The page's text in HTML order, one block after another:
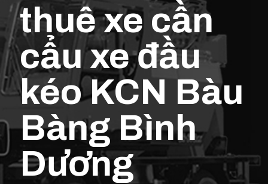
thuê xe cần
cẩu xe đầu
kéo KCN Bàu
Bàng Bình
Dương